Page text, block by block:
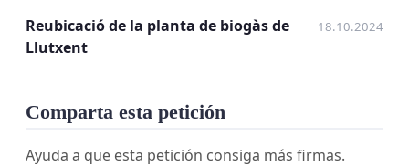
Reubicació de la planta de biogàs de
Llutxent
18.10.2024
Comparta esta petición
Ayuda a que esta petición consiga más firmas.